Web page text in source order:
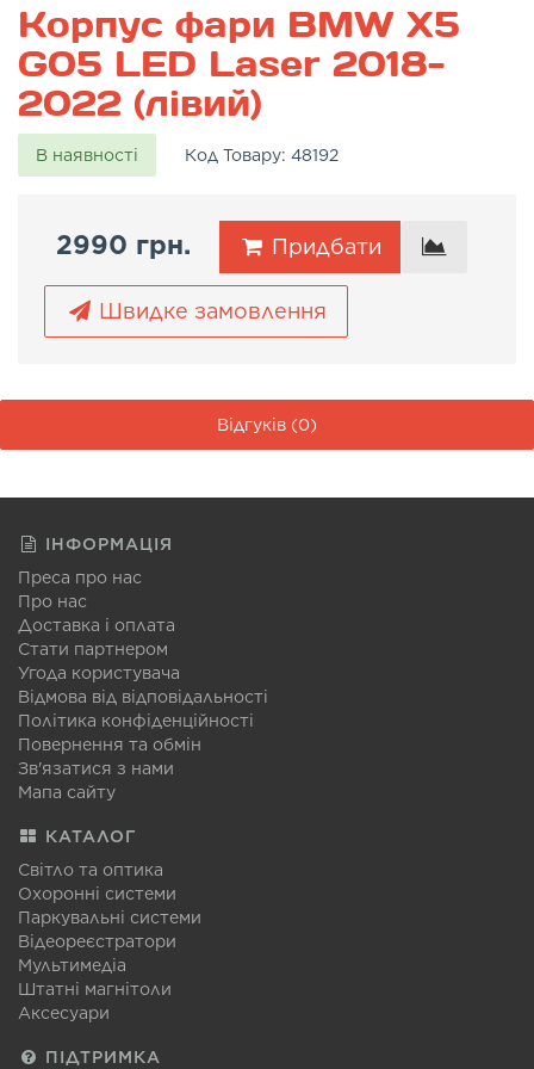
Корпус фари BMW X5
G05 LED Laser 2018-
2022 (лівий)
В наявності Код Товару: 48192
2990 грн. Придбати
Швидке замовлення
Відгуків (0)
ІНФОРМАЦІЯ
Преса про нас
Про нас
Доставка і оплата
Стати партнером
Угода користувача
Відмова від відповідальності
Політика конфіденційності
Повернення та обмін
Зв'язатися з нами
Мапа сайту
КАТАЛОГ
Світло та оптика
Охоронні системи
Паркувальні системи
Відеореєстратори
Мультимедіа
Штатні магнітоли
Аксесуари
ПІДТРИМКА